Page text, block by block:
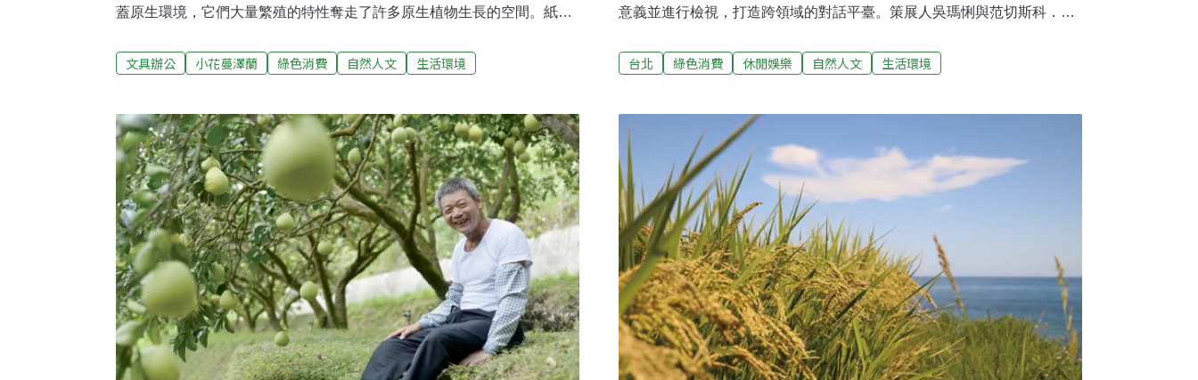
蓋原生環境，它們大量繁殖的特性奪走了許多原生植物生長的空間。紙植
部分地區生長過量的外來植物，重新利用，製成手抄紙，並搭配植物插圖
製成圖鑑，帶領讀者瞭解日常中習以為常的不平凡。特別的是，紙植走訪
拔除帶回製成手抄紙運用在書籍中，讓讀者在翻書時不只能獲得知識，也
能透過視覺、觸覺及嗅覺了解每一種植物。像是紙植的外盒是使用絲絨紙
包覆，讓讀者可以直接感受到植物茂密生長的觸感。書中一共介紹20種外
來植物並分為4個章節，分別為路邊常見、水邊常見、景觀植物、山區向
陽處常見植物。每種植物都以一份標籤頁為單位，每份標籤頁都有植物主
體與根莖葉插圖介紹、基本資料
文具辦公 小花蔓澤蘭 綠色消費 自然人文 生活環境
意義並進行檢視，打造跨領域的對話平臺。策展人吳瑪悧與范切斯科．馬
生態系統」為策展主題。兩位策展人將以此論題探究自然生態系統持續演
變的特質，以及這項特質如何被反映在藝術與機構的運作機制中。隨著生
相依性特質（interdependency）而密切互相牽動。本屆展覽則欲審視系統
理論如何體現在藝術與機構的運作上，並藉以凸顯各系統賴以維生的依存
關係。本屆雙年展有來自世界各地19個國家及地區的 41名參展者與參展團
隊將參與其中。包含視覺藝術家以及非營利組織（NGO）、社會運動人士
（activist）、影像工作者、建築師等，在議題
台北 綠色消費 休閒娛樂 自然人文 生活環境